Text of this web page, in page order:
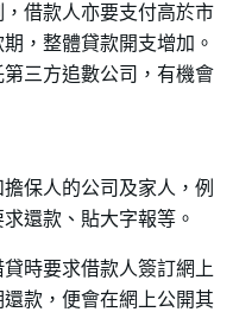
借款人亦要支付高於市
，整體貸款開支增加。
三方追數公司，有機會
保人的公司及家人，例
還款、貼大字報等。
時要求借款人簽訂網上
款，便會在網上公開其